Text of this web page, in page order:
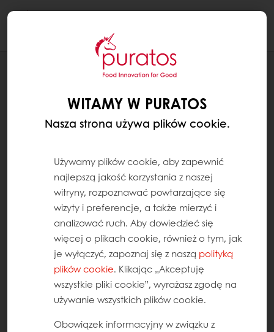
RECEPTURY
WITAMY W PURATOS
Nasza strona używa plików cookie.
Używamy plików cookie, aby zapewnić
najlepszą jakość korzystania z naszej
witryny, rozpoznawać powtarzające się
wizyty i preferencje, a także mierzyć i
analizować ruch. Aby dowiedzieć się
więcej o plikach cookie, również o tym, jak
je wyłączyć, zapoznaj się z naszą polityką
plików cookie. Klikając „Akceptuję
wszystkie pliki cookie”, wyrażasz zgodę na
używanie wszystkich plików cookie.
Obowiązek informacyjny w związku z